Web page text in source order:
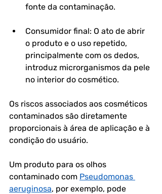
fonte da contaminação.
Consumidor final: O ato de abrir
o produto e o uso repetido,
principalmente com os dedos,
introduz microrganismos da pele
no interior do cosmético.
Os riscos associados aos cosméticos
contaminados são diretamente
proporcionais à área de aplicação e à
condição do usuário.
Um produto para os olhos
contaminado com Pseudomonas
aeruginosa, por exemplo, pode